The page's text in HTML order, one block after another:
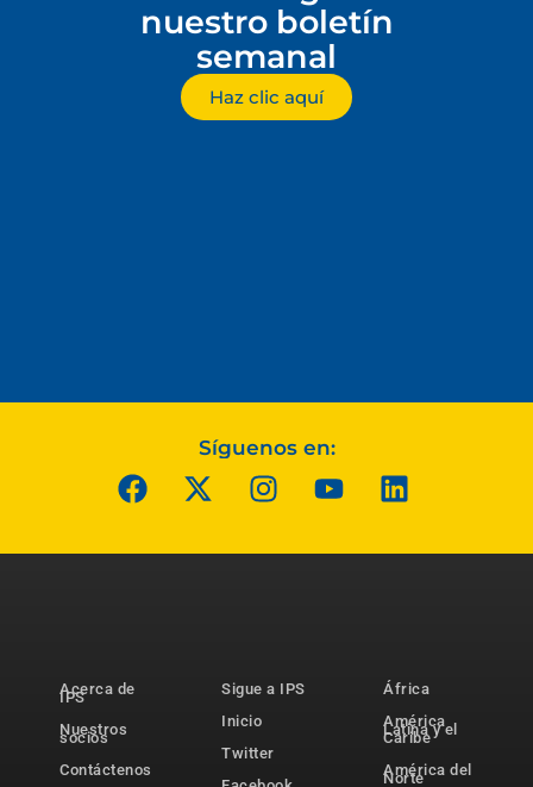
nuestro boletín
semanal
Haz clic aquí
Síguenos en:
Acerca de
IPS
Nuestros
socios
Contáctenos
Sigue a IPS
Inicio
Twitter
África
América
Latina y el
Caribe
América del
Norte